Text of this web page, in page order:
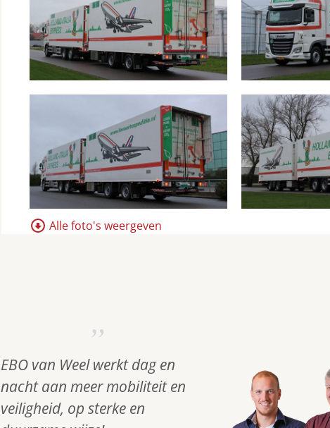
Alle foto's weergeven
EBO van Weel werkt dag en
nacht aan meer mobiliteit en
veiligheid, op sterke en